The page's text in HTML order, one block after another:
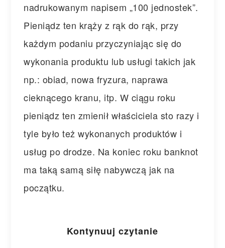
nadrukowanym napisem „100 jednostek”.
Pieniądz ten krąży z rąk do rąk, przy
każdym podaniu przyczyniając się do
wykonania produktu lub usługi takich jak
np.: obiad, nowa fryzura, naprawa
cieknącego kranu, itp. W ciągu roku
pieniądz ten zmienił właściciela sto razy i
tyle było też wykonanych produktów i
usług po drodze. Na koniec roku banknot
ma taką samą siłę nabywczą jak na
początku.
Kontynuuj czytanie